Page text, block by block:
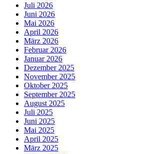
Juli 2026
Juni 2026
Mai 2026
April 2026
März 2026
Februar 2026
Januar 2026
Dezember 2025
November 2025
Oktober 2025
September 2025
August 2025
Juli 2025
Juni 2025
Mai 2025
April 2025
März 2025